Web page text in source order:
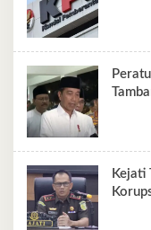
Kejati